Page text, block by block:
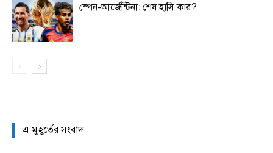
স্পেন-আর্জেন্টিনা: শেষ হাসি কার?
এ মুহূর্তের সংবাদ